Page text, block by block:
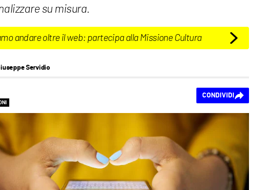
su misura.
andare oltre il web: partecipa alla Missione Cultura
Servidio
CONDIVIDI